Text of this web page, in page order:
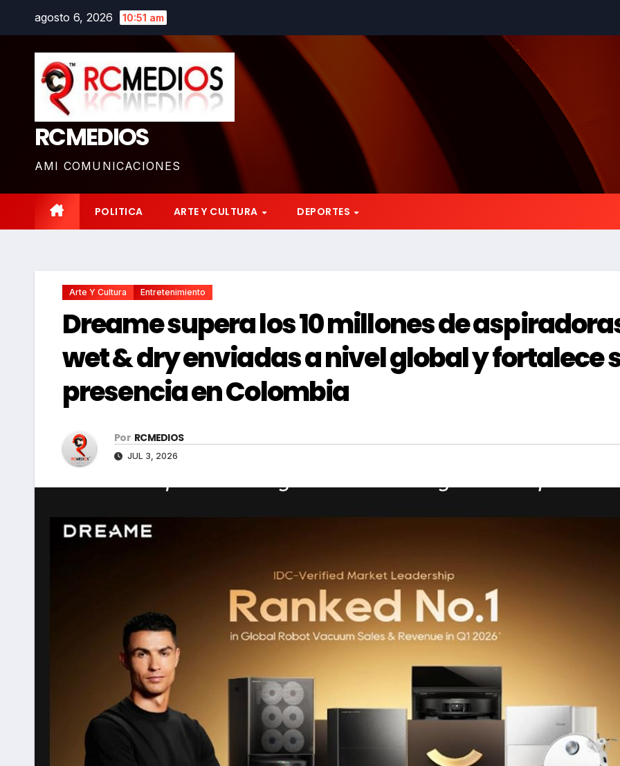
contenido
agosto 6, 2026 10:51 am
RCMEDIOS
AMI COMUNICACIONES
POLITICA ARTE Y CULTURA DEPORTES
Arte Y Cultura Entretenimiento
Dreame supera los 10 millones de
wet & dry enviadas a nivel global y fortalece
presencia en Colombia
Por RCMEDIOS
JUL 3, 2026